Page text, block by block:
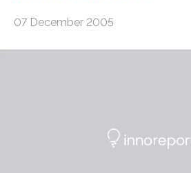
07 December 2005